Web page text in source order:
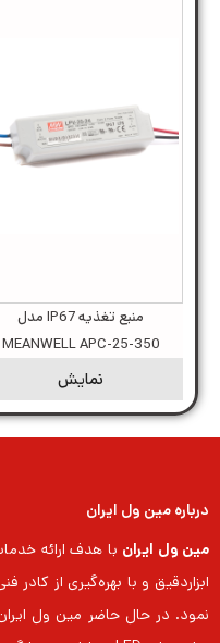
منبع تغذیه IP67 مدل
MEANWELL APC-25-350
نمایش
درباره مین ول ایران
مین ول ایران با هدف ارائه
نمود. در حال حاضر مین ول